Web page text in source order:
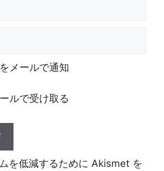
メールで通知
ルで受け取る
を低減するために Akismet を